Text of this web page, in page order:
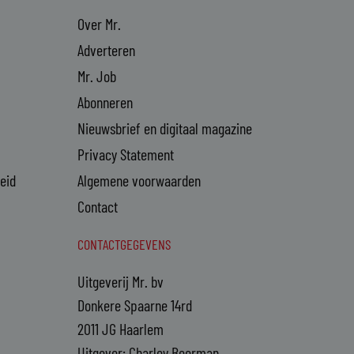
Over Mr.
Adverteren
Mr. Job
Abonneren
Nieuwsbrief en digitaal magazine
Privacy Statement
Algemene voorwaarden
Contact
CONTACTGEGEVENS
Uitgeverij Mr. bv
Donkere Spaarne 14rd
2011 JG Haarlem